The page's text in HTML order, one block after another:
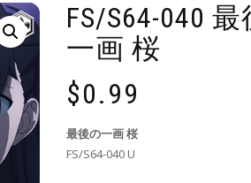
FS/S64-040
一画 桜
$0.99
最後の一画 桜
FS/S64-040 U